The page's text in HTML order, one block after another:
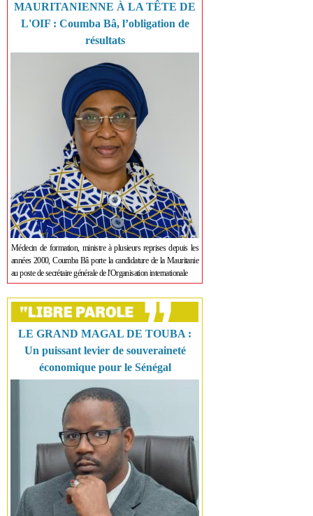
MAURITANIENNE À LA TÊTE DE
L'OIF : Coumba Bâ, l’obligation de
résultats
Médecin de formation, ministre à plusieurs reprises depuis les
années 2000, Coumba Bâ porte la candidature de la Mauritanie
au poste de secrétaire générale de l'Organisation internationale
LE GRAND MAGAL DE TOUBA :
Un puissant levier de souveraineté
économique pour le Sénégal